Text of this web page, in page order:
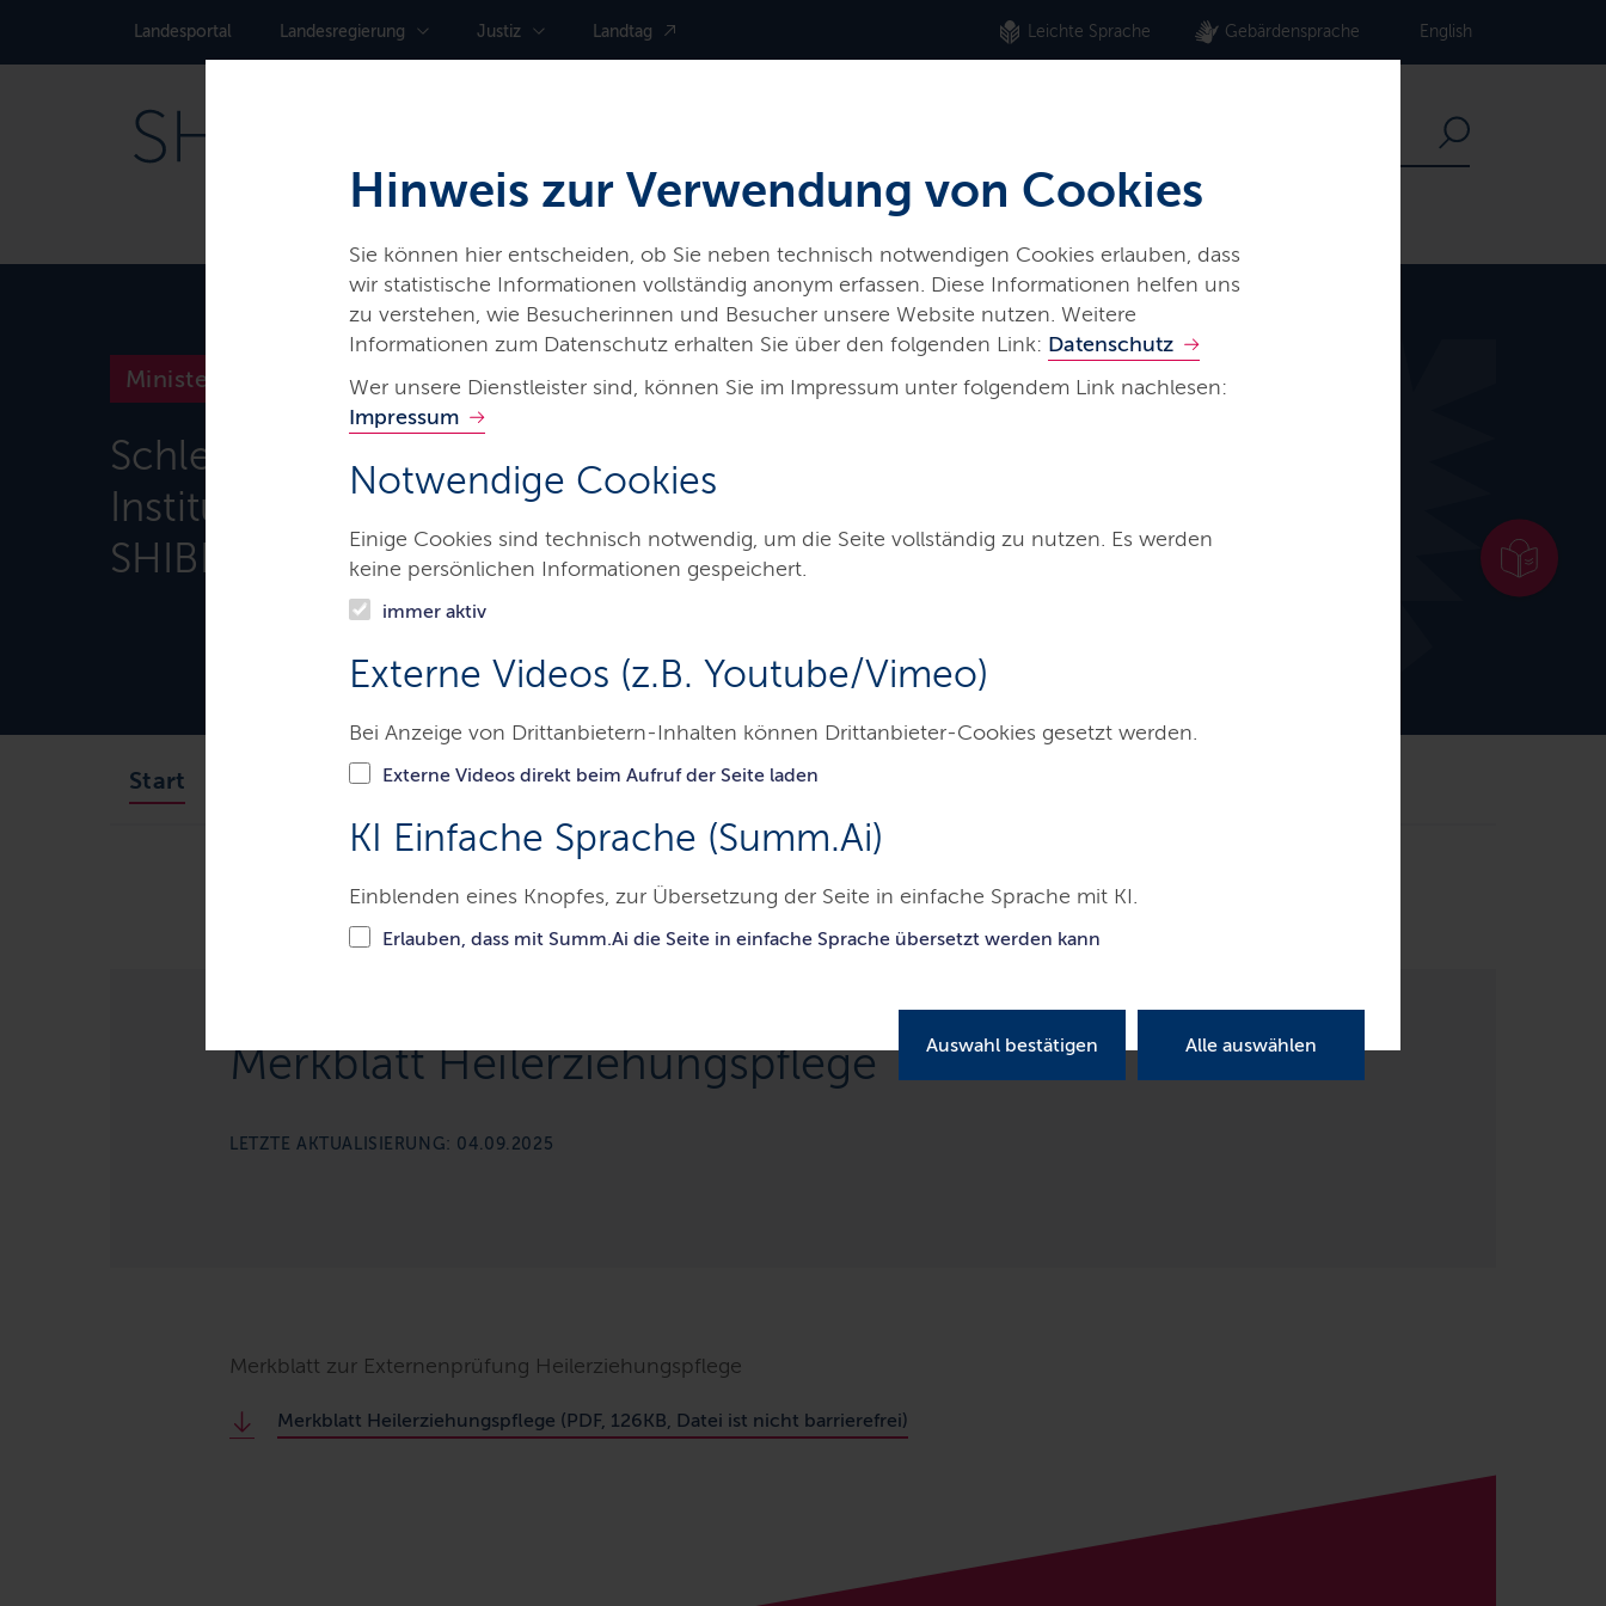
Hinweis zur Verwendung von Cookies
Sie können hier entscheiden, ob Sie neben technisch notwendigen Cookies erlauben, dass
wir statistische Informationen vollständig anonym erfassen. Diese Informationen helfen uns
zu verstehen, wie Besucherinnen und Besucher unsere Website nutzen. Weitere
Informationen zum Datenschutz erhalten Sie über den folgenden Link: Datenschutz
Wer unsere Dienstleister sind, können Sie im Impressum unter folgendem Link nachlesen:
Impressum
Notwendige Cookies
Einige Cookies sind technisch notwendig, um die Seite vollständig zu nutzen. Es werden
keine persönlichen Informationen gespeichert.
immer aktiv
Externe Videos (z.B. Youtube/Vimeo)
Bei Anzeige von Drittanbietern-Inhalten können Drittanbieter-Cookies gesetzt werden.
Externe Videos direkt beim Aufruf der Seite laden
KI Einfache Sprache (Summ.Ai)
Einblenden eines Knopfes, zur Übersetzung der Seite in einfache Sprache mit KI.
Erlauben, dass mit Summ.Ai die Seite in einfache Sprache übersetzt werden kann
Auswahl bestätigen Alle auswählen
Landes­portal Landes­regierung Justiz Landtag Leichte Sprache Gebärdensprache English
Schleswig-Holsteinisches
Institut für Berufliche Bildung
SHIBB Landesamt
Ministerien & Behörden
Start Themen Presse Service Kontakt
Schleswig-Holsteinisches Institut für Berufliche Bildung
Merkblatt Heilerziehungspflege
LETZTE AKTUALISIERUNG: 04.09.2025
Merkblatt zur Externenprüfung Heilerziehungspflege
Merkblatt Heilerziehungspflege (PDF, 126KB, Datei ist nicht barrierefrei)